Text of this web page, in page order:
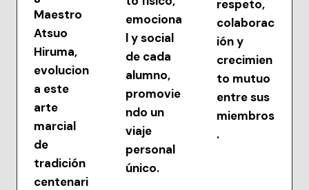
Maestro
Atsuo
Hiruma,
evolucion
a este
arte
marcial
de
tradición
centenari
emociona
l y social
de cada
alumno,
promovie
ndo un
viaje
personal
único.
respeto,
colaborac
ión y
crecimien
to mutuo
entre sus
miembros
.